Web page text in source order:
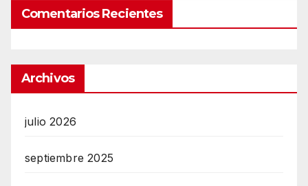
Comentarios Recientes
Archivos
julio 2026
septiembre 2025